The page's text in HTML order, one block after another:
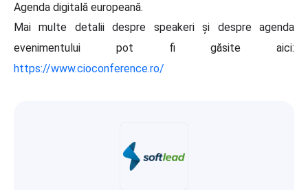
Agenda digitală europeană.
Mai multe detalii despre speakeri și despre agenda
evenimentului pot fi găsite aici:
https://www.cioconference.ro/